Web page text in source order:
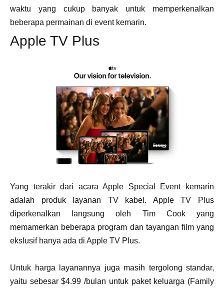
waktu yang cukup banyak untuk memperkenalkan
beberapa permainan di event kemarin.
Apple TV Plus
Yang terakir dari acara Apple Special Event kemarin
adalah produk layanan TV kabel. Apple TV Plus
diperkenalkan langsung oleh Tim Cook yang
memamerkan beberapa program dan tayangan film yang
ekslusif hanya ada di Apple TV Plus.
Untuk harga layanannya juga masih tergolong standar,
yaitu sebesar $4.99 /bulan untuk paket keluarga (Family